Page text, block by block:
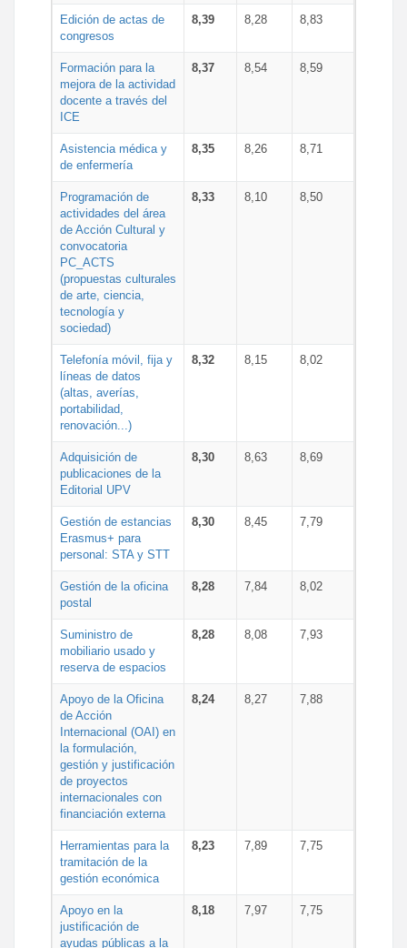
Edición de actas de
congresos
8,39 8,28 8,83
Formación para la
mejora de la actividad
docente a través del
ICE
8,37 8,54 8,59
Asistencia médica y
de enfermería
8,35 8,26 8,71
Programación de
actividades del área
de Acción Cultural y
convocatoria
PC_ACTS
(propuestas culturales
de arte, ciencia,
tecnología y
sociedad)
8,33 8,10 8,50
Telefonía móvil, fija y
líneas de datos
(altas, averías,
portabilidad,
renovación...)
8,32 8,15 8,02
Adquisición de
publicaciones de la
Editorial UPV
8,30 8,63 8,69
Gestión de estancias
Erasmus+ para
personal: STA y STT
8,30 8,45 7,79
Gestión de la oficina
postal
8,28 7,84 8,02
Suministro de
mobiliario usado y
reserva de espacios
8,28 8,08 7,93
Apoyo de la Oficina
de Acción
Internacional (OAI) en
la formulación,
gestión y justificación
de proyectos
internacionales con
financiación externa
8,24 8,27 7,88
Herramientas para la
tramitación de la
gestión económica
8,23 7,89 7,75
Apoyo en la
justificación de
ayudas públicas a la
8,18 7,97 7,75